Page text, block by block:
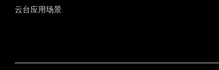
云台应用场景